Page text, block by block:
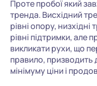
Проте пробої який
тренда. Висхідний
рівні опору,
рівні підтримки, але
викликати рухи, що
правило, призводить
мінімуму ціни і